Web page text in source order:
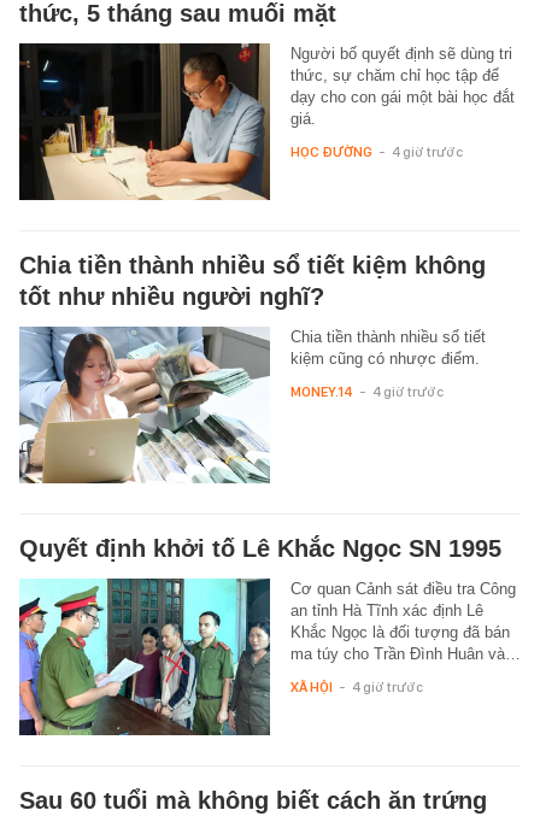
thức, 5 tháng sau muối mặt
Người bố quyết định sẽ dùng tri
thức, sự chăm chỉ học tập để
dạy cho con gái một bài học đắt
giá.
HỌC ĐƯỜNG - 4 giờ trước
Chia tiền thành nhiều sổ tiết kiệm không
tốt như nhiều người nghĩ?
Chia tiền thành nhiều sổ tiết
kiệm cũng có nhược điểm.
MONEY.14 - 4 giờ trước
Quyết định khởi tố Lê Khắc Ngọc SN 1995
Cơ quan Cảnh sát điều tra Công
an tỉnh Hà Tĩnh xác định Lê
Khắc Ngọc là đối tượng đã bán
ma túy cho Trần Đình Huân và…
XÃ HỘI - 4 giờ trước
Sau 60 tuổi mà không biết cách ăn trứng